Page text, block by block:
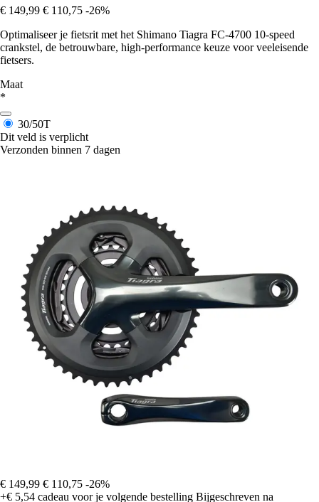
€ 149,99 € 110,75 -26%
Optimaliseer je fietsrit met het Shimano Tiagra FC-4700 10-speed
crankstel, de betrouwbare, high-performance keuze voor veeleisende
fietsers.
Maat
*
30/50T
Dit veld is verplicht
Verzonden binnen 7 dagen
€ 149,99 € 110,75 -26%
+€ 5,54 cadeau voor je volgende bestelling Bijgeschreven na